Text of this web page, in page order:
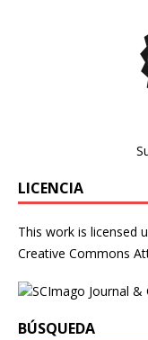
LICENCIA
This work is licensed
Creative Commons
BÚSQUEDA